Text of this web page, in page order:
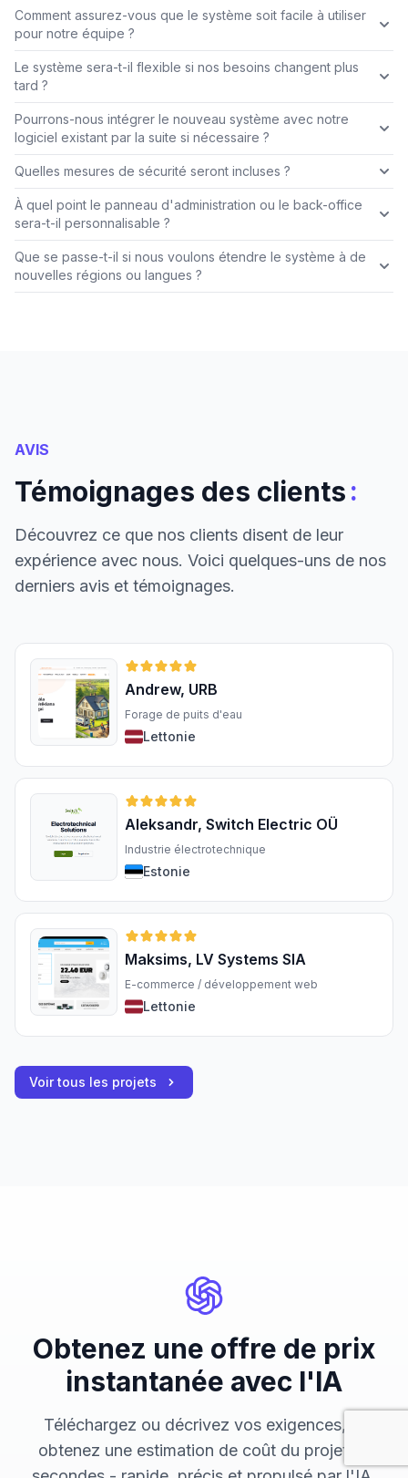
Comment assurez-vous que le système soit facile à utiliser
pour notre équipe ?
Le système sera-t-il flexible si nos besoins changent plus
tard ?
Pourrons-nous intégrer le nouveau système avec notre
logiciel existant par la suite si nécessaire ?
Quelles mesures de sécurité seront incluses ?
À quel point le panneau d'administration ou le back-office
sera-t-il personnalisable ?
Que se passe-t-il si nous voulons étendre le système à de
nouvelles régions ou langues ?
AVIS
Témoignages des clients:
Découvrez ce que nos clients disent de leur
expérience avec nous. Voici quelques-uns de nos
derniers avis et témoignages.
Andrew, URB
Forage de puits d'eau
Lettonie
Aleksandr, Switch Electric OÜ
Industrie électrotechnique
Estonie
Maksims, LV Systems SIA
E-commerce / développement web
Lettonie
Voir tous les projets
Obtenez une offre de prix
instantanée avec l'IA
Téléchargez ou décrivez vos exigences, et
obtenez une estimation de coût du projet en